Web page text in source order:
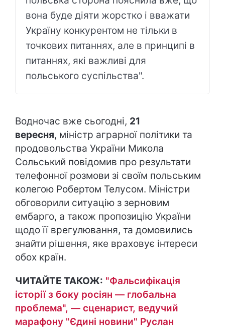
вона буде діяти жорстко і вважати
Україну конкурентом не тільки в
точкових питаннях, але в принципі в
питаннях, які важливі для
польського суспільства".
Водночас вже сьогодні, 21
вересня, міністр аграрної політики та
продовольства України Микола
Сольський повідомив про результати
телефонної розмови зі своїм польським
колегою Робертом Телусом. Міністри
обговорили ситуацію з зерновим
ембарго, а також пропозицію України
щодо її врегулювання, та домовились
знайти рішення, яке враховує інтереси
обох країн.
ЧИТАЙТЕ ТАКОЖ: "Фальсифікація
історії з боку росіян — глобальна
проблема", — сценарист, ведучий
марафону "Єдині новини" Руслан